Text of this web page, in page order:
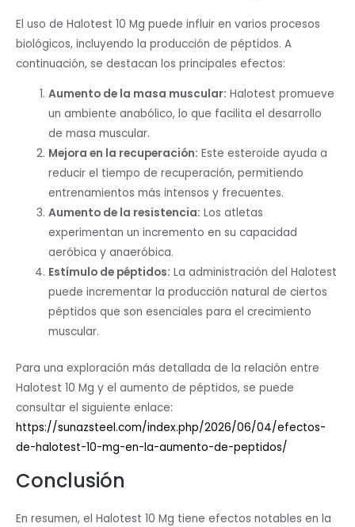
El uso de Halotest 10 Mg puede influir en varios procesos
biológicos, incluyendo la producción de péptidos. A
continuación, se destacan los principales efectos:
Aumento de la masa muscular: Halotest promueve
un ambiente anabólico, lo que facilita el desarrollo
de masa muscular.
Mejora en la recuperación: Este esteroide ayuda a
reducir el tiempo de recuperación, permitiendo
entrenamientos más intensos y frecuentes.
Aumento de la resistencia: Los atletas
experimentan un incremento en su capacidad
aeróbica y anaeróbica.
Estímulo de péptidos: La administración del Halotest
puede incrementar la producción natural de ciertos
péptidos que son esenciales para el crecimiento
muscular.
Para una exploración más detallada de la relación entre
Halotest 10 Mg y el aumento de péptidos, se puede
consultar el siguiente enlace:
https://sunazsteel.com/index.php/2026/06/04/efectos-
de-halotest-10-mg-en-la-aumento-de-peptidos/
Conclusión
En resumen, el Halotest 10 Mg tiene efectos notables en la